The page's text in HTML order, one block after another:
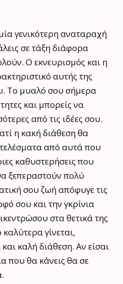
γενικότερη αναταραχή
σε τάξη διάφορα
Ο εκνευρισμός και η
αυτής της
Το μυαλό σου σήμερα
και μπορείς να
από τις ιδέες σου.
η κακή διάθεση θα
από αυτά που
καθυστερήσεις που
ξεπεραστούν πολύ
σου ζωή απόφυγε τις
σου και την γκρίνια
στα θετικά της
γίνεται,
καλή διάθεση. Αν είσαι
που θα κάνεις θα σε